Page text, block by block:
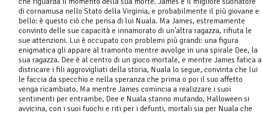
di cornamusa nello Stato della Virginia, e probabilmente il più giovane e
bello: è questo ciò che pensa di lui Nuala. Ma James, estremamente
convinto delle sue capacità e innamorato di un’altra ragazza, rifiuta le
sue attenzioni. Lui è occupato con problemi più grandi: una figura
enigmatica gli appare al tramonto mentre avvolge in una spirale Dee, la
sua ragazza. Dee è al centro di un gioco mortale, e mentre James fatica a
districare i fili aggrovigliati della storia, Nuala lo segue, convinta che lui
le faccia da specchio e nella speranza che prima o poi il suo affetto
venga ricambiato. Ma mentre James comincia a realizzare i suoi
sentimenti per entrambe, Dee e Nuala stanno mutando, Halloween si
avvicina, con i suoi fuochi e riti per i defunti, mortali sia per Nuala che